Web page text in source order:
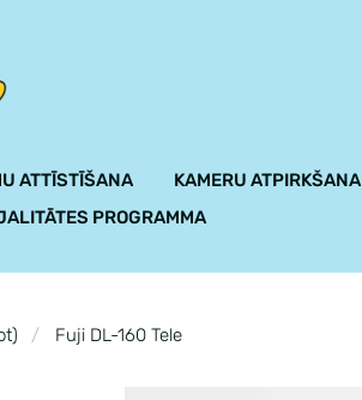
ATTĪSTĪŠANA KAMERU ATPIRKŠANA
PROGRAMMA
Fuji DL-160 Tele